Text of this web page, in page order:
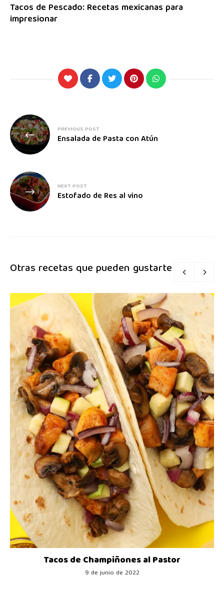
Tacos de Pescado: Recetas mexicanas para
impresionar
PREVIOUS POST
Ensalada de Pasta con Atún
NEXT POST
Estofado de Res al vino
Otras recetas que pueden gustarte
Tacos de Champiñones al Pastor
9 de junio de 2022